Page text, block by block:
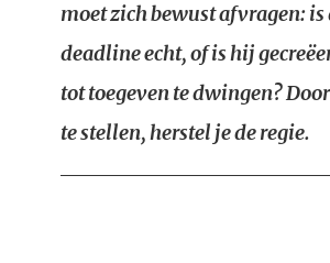
moet zich bewust afvragen: is
deadline echt, of is hij
tot toegeven te dwingen?
te stellen, herstel je de regie.